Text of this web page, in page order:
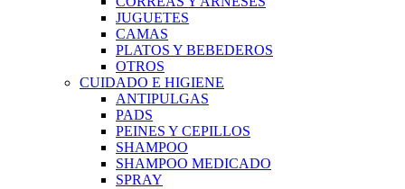
JUGUETES
CAMAS
PLATOS Y BEBEDEROS
OTROS
CUIDADO E HIGIENE
ANTIPULGAS
PADS
PEINES Y CEPILLOS
SHAMPOO
SHAMPOO MEDICADO
SPRAY